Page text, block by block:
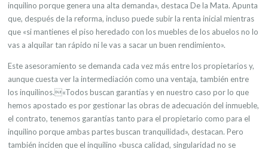
inquilino porque genera una alta demanda», destaca De la Mata. Apunta
que, después de la reforma, incluso puede subir la renta inicial mientras
que «si mantienes el piso heredado con los muebles de los abuelos no lo
vas a alquilar tan rápido ni le vas a sacar un buen rendimiento».
Este asesoramiento se demanda cada vez más entre los propietarios y,
aunque cuesta ver la intermediación como una ventaja, también entre
los inquilinos.«Todos buscan garantías y en nuestro caso por lo que
hemos apostado es por gestionar las obras de adecuación del inmueble,
el contrato, tenemos garantías tanto para el propietario como para el
inquilino porque ambas partes buscan tranquilidad», destacan. Pero
también inciden que el inquilino «busca calidad, singularidad no se